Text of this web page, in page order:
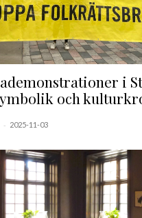
i
och
- 2025-11-03